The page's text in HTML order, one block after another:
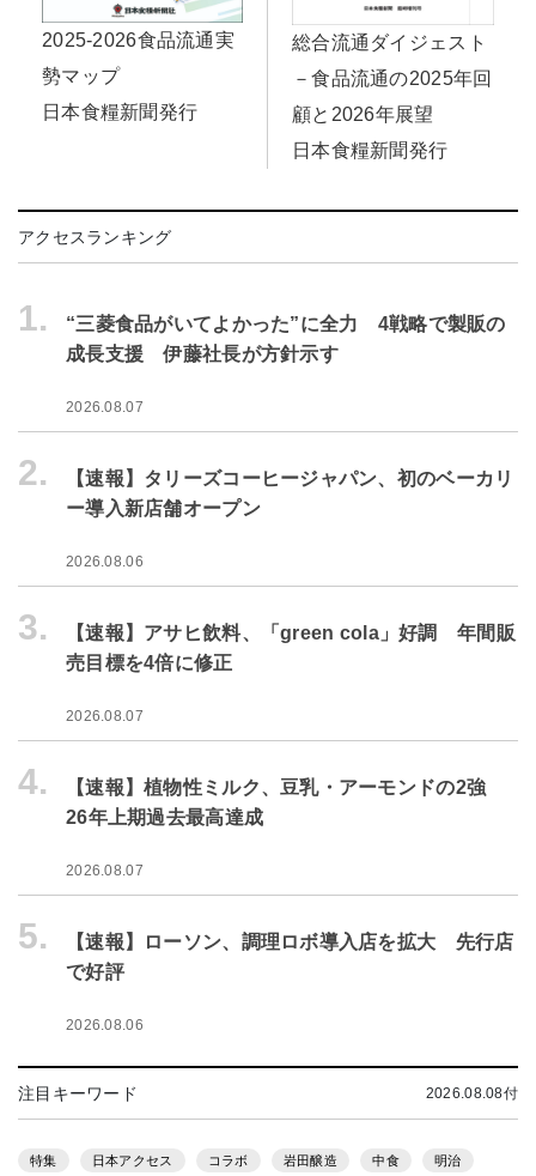
2025-2026食品流通実
勢マップ
日本食糧新聞発行
総合流通ダイジェスト
－食品流通の2025年回
顧と2026年展望
日本食糧新聞発行
アクセスランキング
1.
“三菱食品がいてよかった”に全力 4戦略で製販の
成長支援 伊藤社長が方針示す
2026.08.07
2.
【速報】タリーズコーヒージャパン、初のベーカリ
ー導入新店舗オープン
2026.08.06
3.
【速報】アサヒ飲料、「green cola」好調 年間販
売目標を4倍に修正
2026.08.07
4.
【速報】植物性ミルク、豆乳・アーモンドの2強
26年上期過去最高達成
2026.08.07
5.
【速報】ローソン、調理ロボ導入店を拡大 先行店
で好評
2026.08.06
注目キーワード 2026.08.08付
特集 日本アクセス コラボ 岩田醸造 中食 明治